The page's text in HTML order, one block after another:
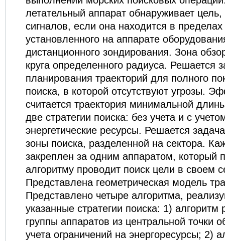
летательный аппарат обнаруживает
сигналов, если она находится в
установленного на аппарате
дистанционного зондирования. Зона
круга определенного радиуса. Решается
планирования траекторий для полного
поиска, в которой отсутствуют угрозы.
считается траектория минимальной
две стратегии поиска: без учета и с
энергетические ресурсы. Решается
зоны поиска, разделенной на сектора.
закреплен за одним аппаратом, который
алгоритму проводит поиск цели в своем
Представлена геометрическая модель
Представлено четыре алгоритма,
указанные стратегии поиска: 1) алгоритм
группы аппаратов из центральной точки
учета ограничений на энергоресурсы; 2)